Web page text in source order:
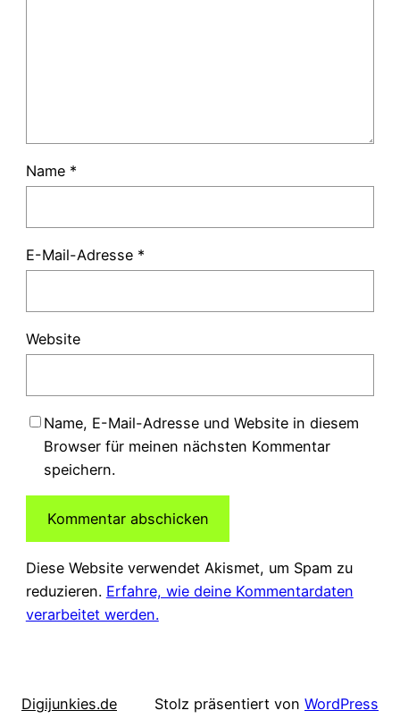
Name *
E-Mail-Adresse *
Website
Name, E-Mail-Adresse und Website in diesem
Browser für meinen nächsten Kommentar
speichern.
Diese Website verwendet Akismet, um Spam zu
reduzieren. Erfahre, wie deine Kommentardaten
verarbeitet werden.
Digijunkies.de Stolz präsentiert von WordPress